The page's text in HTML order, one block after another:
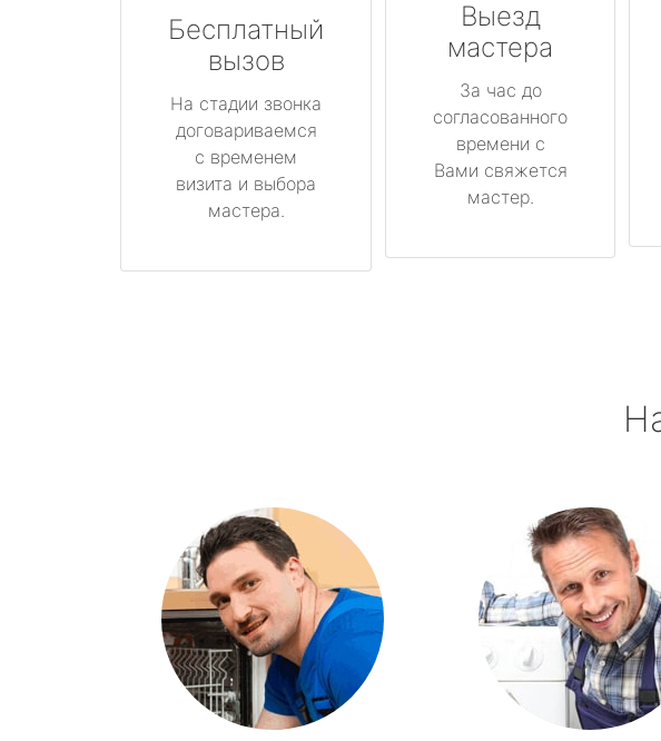
Бесплатный
вызов
На стадии звонка
договариваемся
с временем
визита и выбора
мастера.
Выезд
мастера
За час до
согласованного
времени с
Вами свяжется
мастер.